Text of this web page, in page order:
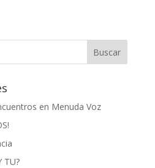
en Menuda Voz
TU?